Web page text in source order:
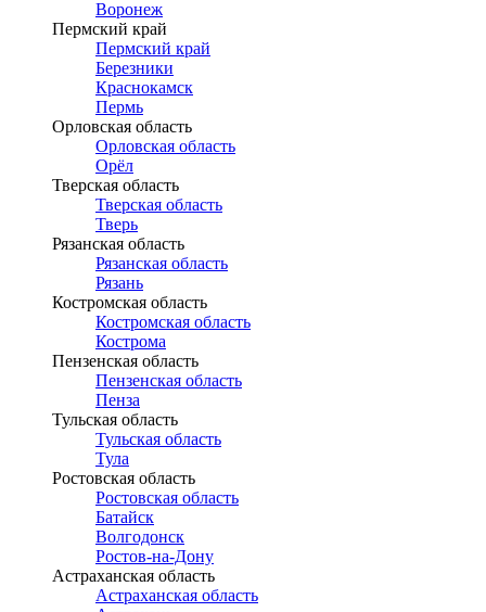
Воронеж
Пермский край
Пермский край
Березники
Краснокамск
Пермь
Орловская область
Орловская область
Орёл
Тверская область
Тверская область
Тверь
Рязанская область
Рязанская область
Рязань
Костромская область
Костромская область
Кострома
Пензенская область
Пензенская область
Пенза
Тульская область
Тульская область
Тула
Ростовская область
Ростовская область
Батайск
Волгодонск
Ростов-на-Дону
Астраханская область
Астраханская область